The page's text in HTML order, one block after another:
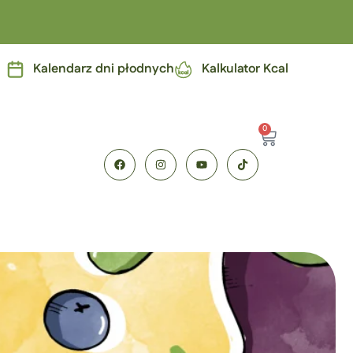
Kalendarz dni płodnych Kalkulator Kcal
0